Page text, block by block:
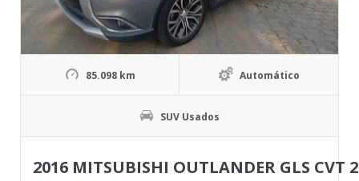
85.098 km Automático
SUV Usados
2016 MITSUBISHI OUTLANDER GLS CVT